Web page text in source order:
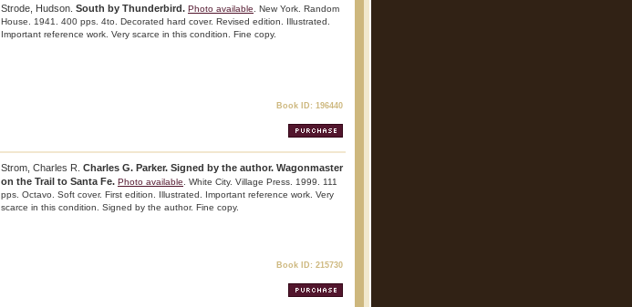
Strode, Hudson. South by Thunderbird. Photo available . New York. Random
House. 1941. 400 pps. 4to. Decorated hard cover. Revised edition. Illustrated.
Important reference work. Very scarce in this condition. Fine copy.
Book ID: 196440
Strom, Charles R. Charles G. Parker. Signed by the author. Wagonmaster
on the Trail to Santa Fe. Photo available . White City. Village Press. 1999. 111
pps. Octavo. Soft cover. First edition. Illustrated. Important reference work. Very
scarce in this condition. Signed by the author. Fine copy.
Book ID: 215730